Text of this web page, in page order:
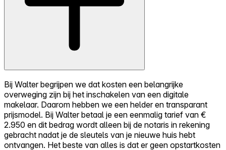
Bij Walter begrijpen we dat kosten een belangrijke
overweging zijn bij het inschakelen van een digitale
makelaar. Daarom hebben we een helder en transparant
prijsmodel. Bij Walter betaal je een eenmalig tarief van €
2.950 en dit bedrag wordt alleen bij de notaris in rekening
gebracht nadat je de sleutels van je nieuwe huis hebt
ontvangen. Het beste van alles is dat er geen opstartkosten